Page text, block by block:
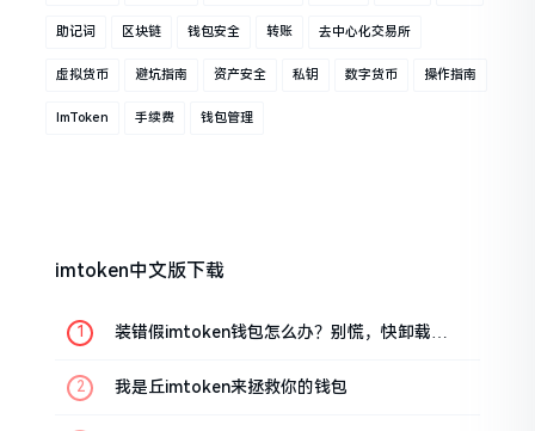
助记词 区块链 钱包安全 转账 去中心化交易所
虚拟货币 避坑指南 资产安全 私钥 数字货币 操作指南
ImToken 手续费 钱包管理
imtoken中文版下载
装错假imtoken钱包怎么办？别慌，快卸载，
我是丘imtoken来拯救你的钱包